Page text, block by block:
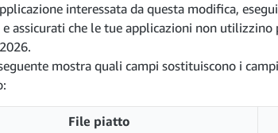
interessata da questa modifica,
assicurati che le tue applicazioni non
mostra quali campi sostituiscono i
File piatto